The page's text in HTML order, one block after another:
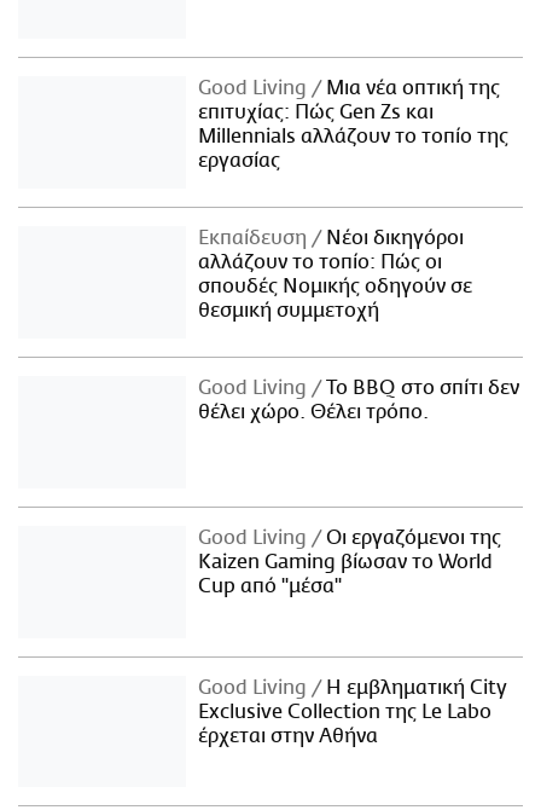
Good Living
Μια νέα οπτική της
επιτυχίας: Πώς Gen Zs και
Millennials αλλάζουν το τοπίο της
εργασίας
Εκπαίδευση
Νέοι δικηγόροι
αλλάζουν το τοπίο: Πώς οι
σπουδές Νομικής οδηγούν σε
θεσμική συμμετοχή
Good Living
Το BBQ στο σπίτι δεν
θέλει χώρο. Θέλει τρόπο.
Good Living
Οι εργαζόμενοι της
Kaizen Gaming βίωσαν το World
Cup από "μέσα"
Good Living
Η εμβληματική City
Exclusive Collection της Le Labo
έρχεται στην Αθήνα